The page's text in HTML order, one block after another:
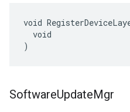
void
  void
)
SoftwareUpdateMgr